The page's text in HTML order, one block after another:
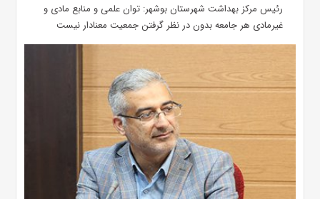
رئیس مرکز بهداشت شهرستان بوشهر: توان علمی و منابع مادی و
غیرمادی هر جامعه بدون در نظر گرفتن جمعیت معنادار نیست